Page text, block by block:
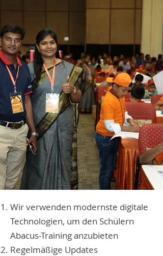
Wir verwenden modernste digitale
Technologien, um den Schülern
Abacus-Training anzubieten
Regelmäßige Updates